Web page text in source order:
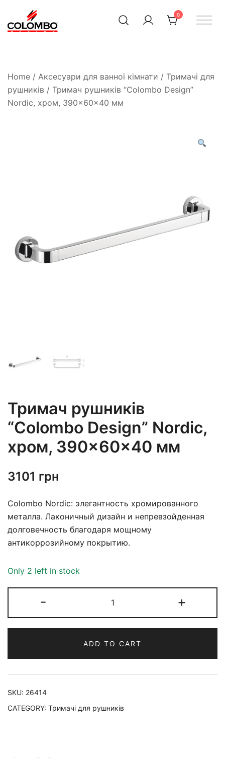
0
Home / Аксесуари для ванної кімнати / Тримачі для
рушників / Тримач рушників “Colombo Design”
Nordic, хром, 390×60×40 мм
Тримач рушників
“Colombo Design” Nordic,
хром, 390×60×40 мм
3101 грн
Colombo Nordic: элегантность хромированного
металла. Лаконичный дизайн и непревзойденная
долговечность благодаря мощному
антикоррозийному покрытию.
Only 2 left in stock
- +
ADD TO CART
SKU: 26414
CATEGORY: Тримачі для рушників